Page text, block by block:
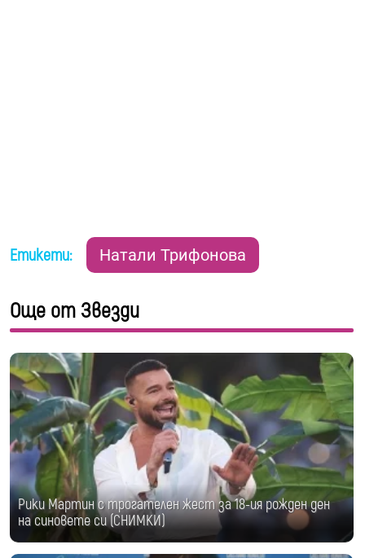
Етикети: Натали Трифонова
Още от Звезди
Рики Мартин с трогателен жест за 18-ия рожден ден
на синовете си (СНИМКИ)